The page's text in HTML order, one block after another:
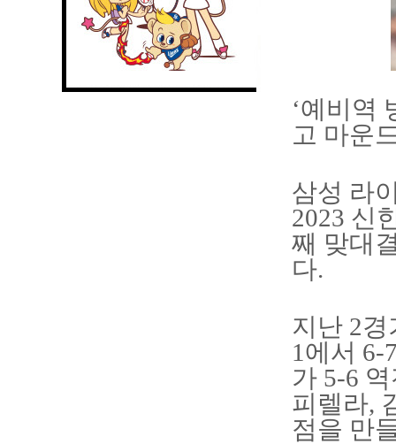
‘예비역
고 마운
삼성 라
2023 신
째 맞대
다.
지난 2
1에서 6-
가 5-6
피렐라,
점을 만